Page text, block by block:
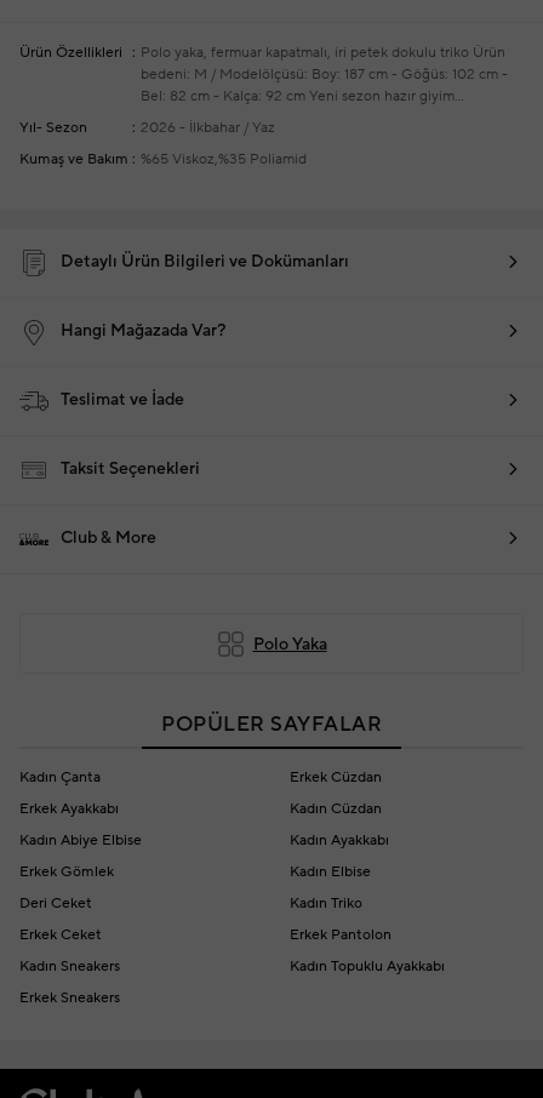
Ürün Özellikleri Polo yaka, fermuar kapatmalı, iri petek dokulu triko Ürün
bedeni: M / Modelölçüsü: Boy: 187 cm - Göğüs: 102 cm -
Bel: 82 cm - Kalça: 92 cm Yeni sezon hazır giyim
alışverişlerinizde ücretsiz tadilat yapılmaktadır
Yıl- Sezon
2026 - İlkbahar / Yaz
Kumaş ve Bakım
%65 Viskoz,%35 Poliamid
Detaylı Ürün Bilgileri ve Dokümanları
Hangi Mağazada Var?
Teslimat ve İade
Taksit Seçenekleri
Club & More
Polo Yaka
POPÜLER SAYFALAR
Kadın Çanta
Erkek Cüzdan
Erkek Ayakkabı
Kadın Cüzdan
Kadın Abiye Elbise
Kadın Ayakkabı
Erkek Gömlek
Kadın Elbise
Deri Ceket
Kadın Triko
Erkek Ceket
Erkek Pantolon
Kadın Sneakers
Kadın Topuklu Ayakkabı
Erkek Sneakers